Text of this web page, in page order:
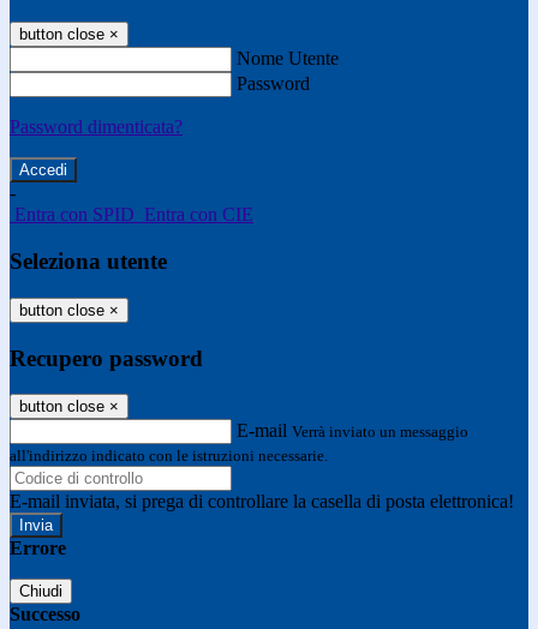
button close ×
Nome Utente
Password
Password dimenticata?
-
Entra con SPID Entra con CIE
Seleziona utente
button close ×
Recupero password
button close ×
E-mail Verrà inviato un messaggio
all'indirizzo indicato con le istruzioni necessarie.
E-mail inviata, si prega di controllare la casella di posta elettronica!
Errore
Chiudi
Successo